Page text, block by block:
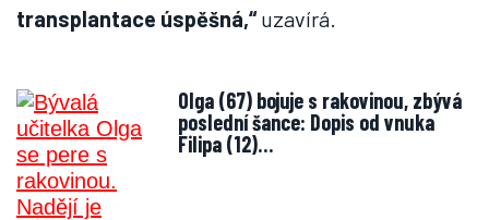
transplantace úspěšná,“uzavírá.
Olga (67) bojuje s rakovinou, zbývá
poslední šance: Dopis od vnuka
Filipa (12)…